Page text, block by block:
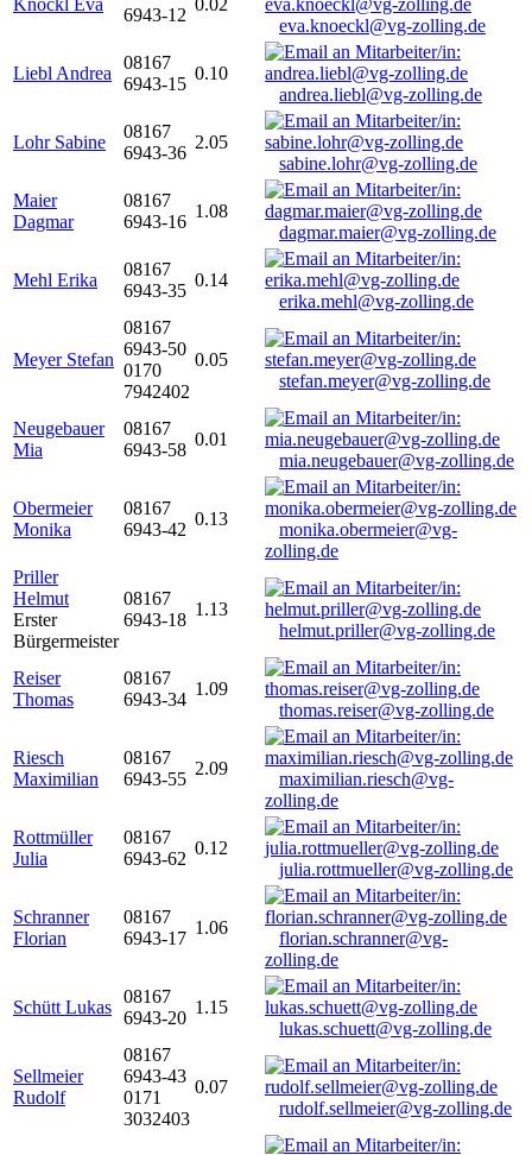
Knöckl Eva
6943-12
0.02
eva.knoeckl@vg-zolling.de
Liebl Andrea
08167
6943-15
0.10
andrea.liebl@vg-zolling.de
Lohr Sabine
08167
6943-36
2.05
sabine.lohr@vg-zolling.de
Maier
Dagmar
08167
6943-16
1.08
dagmar.maier@vg-zolling.de
Mehl Erika
08167
6943-35
0.14
erika.mehl@vg-zolling.de
Meyer Stefan
08167
6943-50
0170
7942402
0.05
stefan.meyer@vg-zolling.de
Neugebauer
Mia
08167
6943-58
0.01
mia.neugebauer@vg-zolling.de
Obermeier
Monika
08167
6943-42
0.13
monika.obermeier@vg-
zolling.de
Priller
Helmut
Erster
Bürgermeister
08167
6943-18
1.13
helmut.priller@vg-zolling.de
Reiser
Thomas
08167
6943-34
1.09
thomas.reiser@vg-zolling.de
Riesch
Maximilian
08167
6943-55
2.09
maximilian.riesch@vg-
zolling.de
Rottmüller
Julia
08167
6943-62
0.12
julia.rottmueller@vg-zolling.de
Schranner
Florian
08167
6943-17
1.06
florian.schranner@vg-
zolling.de
Schütt Lukas
08167
6943-20
1.15
lukas.schuett@vg-zolling.de
Sellmeier
Rudolf
08167
6943-43
0171
3032403
0.07
rudolf.sellmeier@vg-zolling.de